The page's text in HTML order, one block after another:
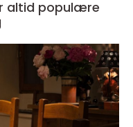
altid populære